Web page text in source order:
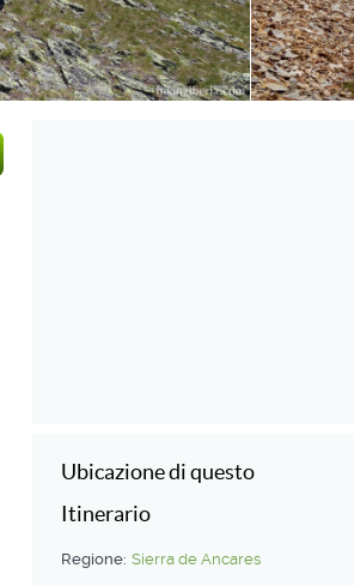
Ubicazione di questo
Itinerario
Regione: Sierra de Ancares